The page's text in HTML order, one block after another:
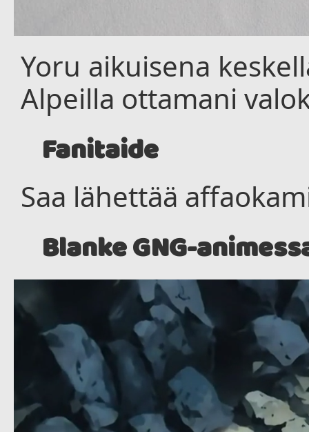
Yoru aikuisena
Alpeilla ottamani
Fanitaide
Saa lähettää
Blanke GNG-